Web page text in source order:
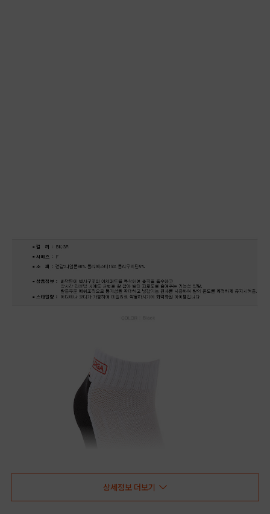
상세정보 더보기